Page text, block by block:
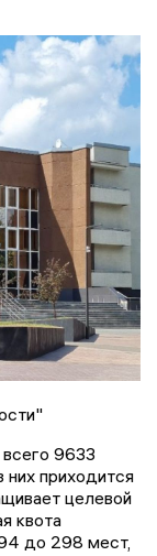
9633
них приходится
целевой
квота
до 298 мест,